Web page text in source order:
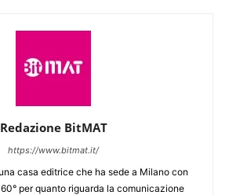
Redazione BitMAT
https://www.bitmat.it/
casa editrice che ha sede a Milano con
per quanto riguarda la comunicazione